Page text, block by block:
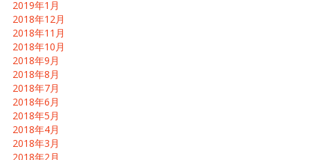
2019年1月
2018年12月
2018年11月
2018年10月
2018年9月
2018年8月
2018年7月
2018年6月
2018年5月
2018年4月
2018年3月
2018年2月